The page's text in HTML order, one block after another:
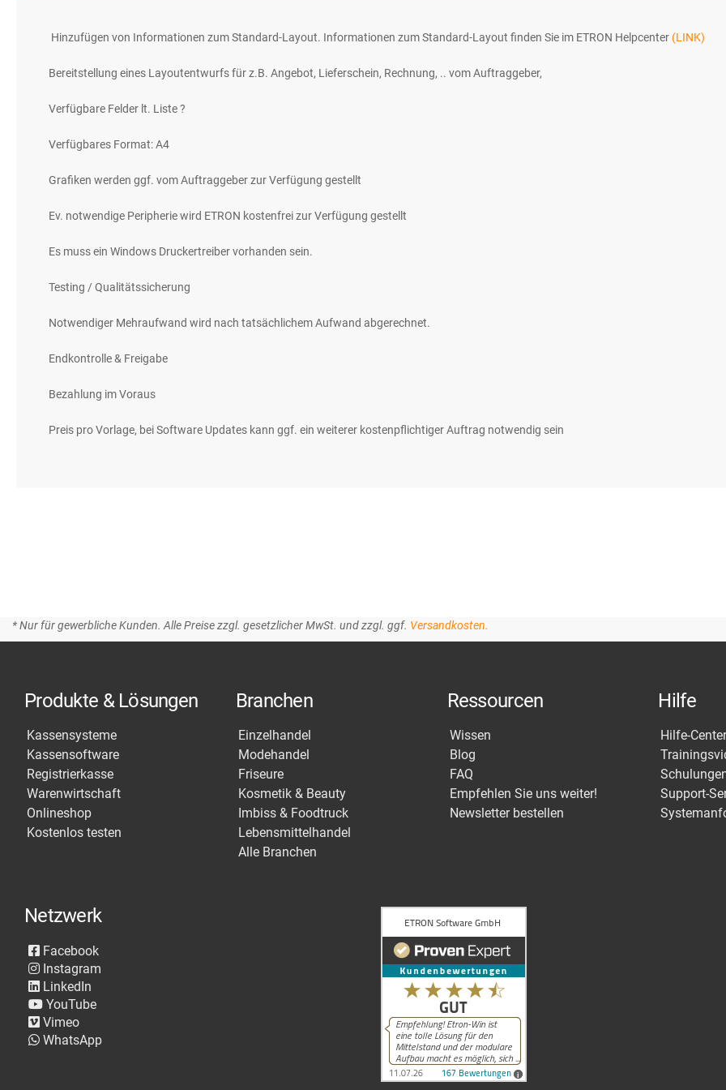
Hinzufügen von Informationen zum Standard-Layout. Informationen zum Standard-Layout finden Sie im ETRON Helpcenter (LINK)
Bereitstellung eines Layoutentwurfs für z.B. Angebot, Lieferschein, Rechnung, .. vom Auftraggeber,
Verfügbare Felder lt. Liste ?
Verfügbares Format: A4
Grafiken werden ggf. vom Auftraggeber zur Verfügung gestellt
Ev. notwendige Peripherie wird ETRON kostenfrei zur Verfügung gestellt
Es muss ein Windows Druckertreiber vorhanden sein.
Testing / Qualitätssicherung
Notwendiger Mehraufwand wird nach tatsächlichem Aufwand abgerechnet.
Endkontrolle & Freigabe
Bezahlung im Voraus
Preis pro Vorlage, bei Software Updates kann ggf. ein weiterer kostenpflichtiger Auftrag notwendig sein
* Nur für gewerbliche Kunden. Alle Preise zzgl. gesetzlicher MwSt. und zzgl. ggf. Versandkosten.
Produkte & Lösungen
Kassensysteme
Kassensoftware
Registrierkasse
Warenwirtschaft
Onlineshop
Kostenlos testen
Branchen
Einzelhandel
Modehandel
Friseure
Kosmetik & Beauty
Imbiss & Foodtruck
Lebensmittelhandel
Alle Branchen
Ressourcen
Wissen
Blog
FAQ
Empfehlen Sie uns weiter!
Newsletter bestellen
Hilfe
Hilfe-
Support-
Netzwerk
Facebook
Instagram
LinkedIn
YouTube
Vimeo
WhatsApp